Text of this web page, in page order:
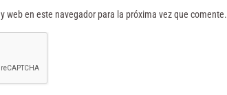
web en este navegador para la próxima vez que comente.